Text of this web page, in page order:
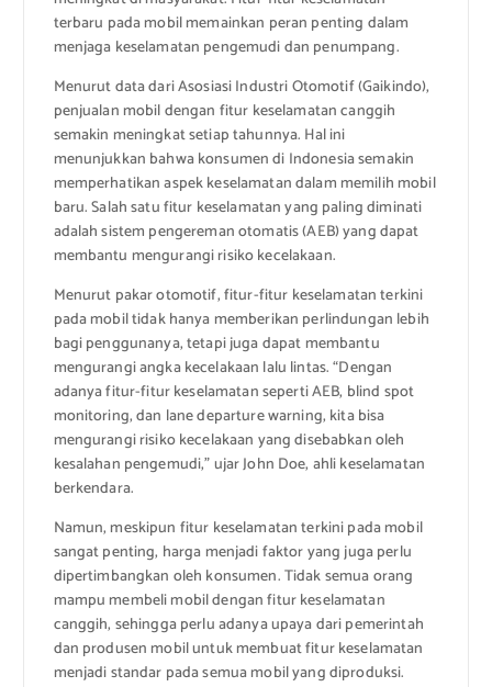
terbaru pada mobil memainkan peran penting dalam
menjaga keselamatan pengemudi dan penumpang.
Menurut data dari Asosiasi Industri Otomotif (Gaikindo),
penjualan mobil dengan fitur keselamatan canggih
semakin meningkat setiap tahunnya. Hal ini
menunjukkan bahwa konsumen di Indonesia semakin
memperhatikan aspek keselamatan dalam memilih mobil
baru. Salah satu fitur keselamatan yang paling diminati
adalah sistem pengereman otomatis (AEB) yang dapat
membantu mengurangi risiko kecelakaan.
Menurut pakar otomotif, fitur-fitur keselamatan terkini
pada mobil tidak hanya memberikan perlindungan lebih
bagi penggunanya, tetapi juga dapat membantu
mengurangi angka kecelakaan lalu lintas. “Dengan
adanya fitur-fitur keselamatan seperti AEB, blind spot
monitoring, dan lane departure warning, kita bisa
mengurangi risiko kecelakaan yang disebabkan oleh
kesalahan pengemudi,” ujar John Doe, ahli keselamatan
berkendara.
Namun, meskipun fitur keselamatan terkini pada mobil
sangat penting, harga menjadi faktor yang juga perlu
dipertimbangkan oleh konsumen. Tidak semua orang
mampu membeli mobil dengan fitur keselamatan
canggih, sehingga perlu adanya upaya dari pemerintah
dan produsen mobil untuk membuat fitur keselamatan
menjadi standar pada semua mobil yang diproduksi.